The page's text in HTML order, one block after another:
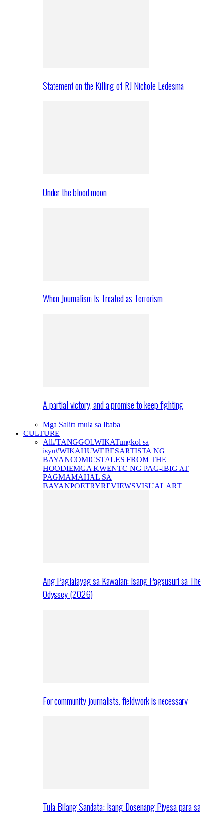
Statement on the Killing of RJ Nichole Ledesma
Under the blood moon
When Journalism Is Treated as Terrorism
A partial victory, and a promise to keep fighting
Mga Salita mula sa Ibaba
CULTURE
All#TANGGOLWIKATungkol sa
isyu#WIKAHUWEBESARTISTA NG
BAYANCOMICSTALES FROM THE
HOODIEMGA KWENTO NG PAG-IBIG AT
PAGMAMAHAL SA
BAYANPOETRYREVIEWSVISUAL ART
Ang Paglalayag sa Kawalan: Isang Pagsusuri sa The
Odyssey (2026)
For community journalists, fieldwork is necessary
Tula Bilang Sandata: Isang Dosenang Piyesa para sa